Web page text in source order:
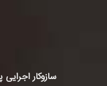
سازوکار